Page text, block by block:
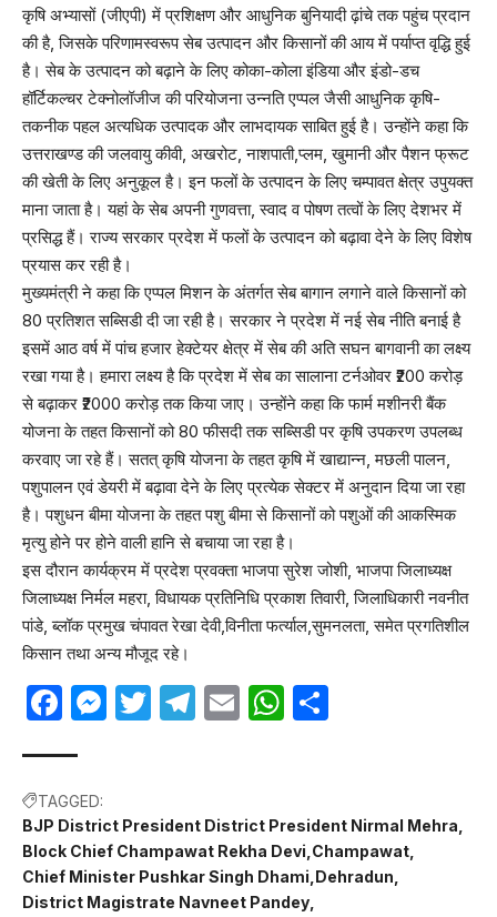
कृषि अभ्यासों (जीएपी) में प्रशिक्षण और आधुनिक बुनियादी ढ़ांचे तक पहुंच प्रदान
की है, जिसके परिणामस्वरूप सेब उत्पादन और किसानों की आय में पर्याप्त वृद्धि हुई
है। सेब के उत्पादन को बढ़ाने के लिए कोका-कोला इंडिया और इंडो-डच
हॉर्टिकल्चर टेक्नोलॉजीज की परियोजना उन्नति एप्पल जैसी आधुनिक कृषि-
तकनीक पहल अत्यधिक उत्पादक और लाभदायक साबित हुई है। उन्होंने कहा कि
उत्तराखण्ड की जलवायु कीवी, अखरोट, नाशपाती,प्लम, खुमानी और पैशन फ्रूट
की खेती के लिए अनुकूल है। इन फलों के उत्पादन के लिए चम्पावत क्षेत्र उपुयक्त
माना जाता है। यहां के सेब अपनी गुणवत्ता, स्वाद व पोषण तत्वों के लिए देशभर में
प्रसिद्ध हैं। राज्य सरकार प्रदेश में फलों के उत्पादन को बढ़ावा देने के लिए विशेष
प्रयास कर रही है।
मुख्यमंत्री ने कहा कि एप्पल मिशन के अंतर्गत सेब बागान लगाने वाले किसानों को
80 प्रतिशत सब्सिडी दी जा रही है। सरकार ने प्रदेश में नई सेब नीति बनाई है
इसमें आठ वर्ष में पांच हजार हेक्टेयर क्षेत्र में सेब की अति सघन बागवानी का लक्ष्य
रखा गया है। हमारा लक्ष्य है कि प्रदेश में सेब का सालाना टर्नओवर ₹200 करोड़
से बढ़ाकर ₹2000 करोड़ तक किया जाए। उन्होंने कहा कि फार्म मशीनरी बैंक
योजना के तहत किसानों को 80 फीसदी तक सब्सिडी पर कृषि उपकरण उपलब्ध
करवाए जा रहे हैं। सतत् कृषि योजना के तहत कृषि में खाद्यान्न, मछली पालन,
पशुपालन एवं डेयरी में बढ़ावा देने के लिए प्रत्येक सेक्टर में अनुदान दिया जा रहा
है। पशुधन बीमा योजना के तहत पशु बीमा से किसानों को पशुओं की आकस्मिक
मृत्यु होने पर होने वाली हानि से बचाया जा रहा है।
इस दौरान कार्यक्रम में प्रदेश प्रवक्ता भाजपा सुरेश जोशी, भाजपा जिलाध्यक्ष
जिलाध्यक्ष निर्मल महरा, विधायक प्रतिनिधि प्रकाश तिवारी, जिलाधिकारी नवनीत
पांडे, ब्लॉक प्रमुख चंपावत रेखा देवी,विनीता फर्त्याल,सुमनलता, समेत प्रगतिशील
किसान तथा अन्य मौजूद रहे।
Facebook
Messenger
Twitter
Telegram
EmailWhatsApp
TAGGED:
BJP District President District President Nirmal Mehra
Block Chief Champawat Rekha Devi Champawat
Chief Minister Pushkar Singh Dhami Dehradun
District Magistrate Navneet Pandey